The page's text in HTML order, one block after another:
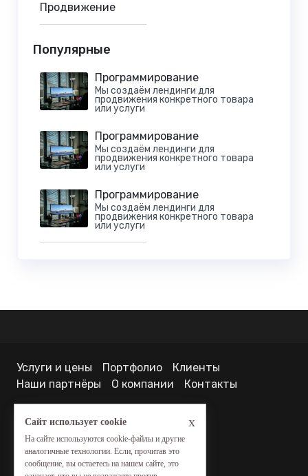
Продвижение
Популярные
Программирование
Мы создаём лендинги для
продвижения конкретного товара
или услуги
Программирование
Мы создаём лендинги для
продвижения конкретного товара
или услуги
Программирование
Мы создаём лендинги для
продвижения конкретного товара
или услуги
Услуги и цены Портфолио
Клиенты
Наши партнёры
О компании Контакты
© 2012-2021 ООО «ПОЛО АРТ»
ИНН: 5011036223
x
Сайт использует cookie
На сайте используются cookie-файлы и другие
аналогичные технологии. Если, прочитав это
сообщение, вы остаетесь на нашем сайте, это